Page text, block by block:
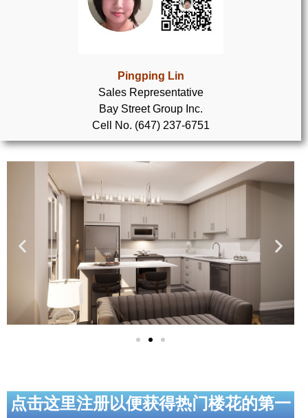
列治文山楼花项目
新居民
留学生指南
实用链接
加拿大房地产网站
大多伦多教育网站
大多伦多医疗机构
加拿大银行贷款机构
地产杂谈
Pingping Lin
Sales Representative
Bay Street Group Inc.
Cell No. (647) 237-6751
点击这里注册以便获得热门楼花的第一